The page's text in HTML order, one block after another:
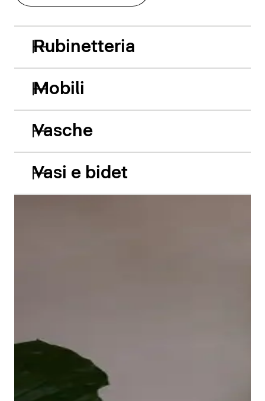
Rubinetteria
Mobili
Vasche
Le vasche da incasso in acrilico Balcoon riprendono
abilmente il gioco di due livelli e presentano due
caratteristiche estetiche di grande impatto: il bordo
Vasi e bidet